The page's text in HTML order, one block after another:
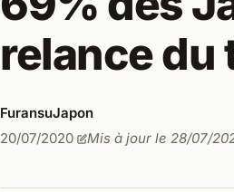
relance du
FuransuJapon
20/07/2020· Mis à jour le 28/07/